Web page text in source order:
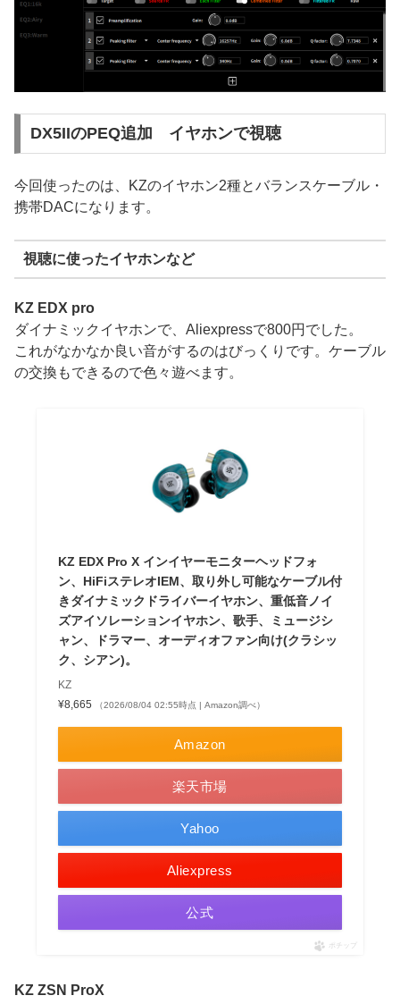
DX5IIのPEQ追加 イヤホンで視聴
今回使ったのは、KZのイヤホン2種とバランスケーブル・
携帯DACになります。
視聴に使ったイヤホンなど
KZ EDX pro
ダイナミックイヤホンで、Aliexpressで800円でした。
これがなかなか良い音がするのはびっくりです。ケーブル
の交換もできるので色々遊べます。
KZ EDX Pro X インイヤーモニターヘッドフォ
ン、HiFiステレオIEM、取り外し可能なケーブル付
きダイナミックドライバーイヤホン、重低音ノイ
ズアイソレーションイヤホン、歌手、ミュージシ
ャン、ドラマー、オーディオファン向け(クラシッ
ク、シアン)。
KZ
¥8,665
（2026/08/04 02:55時点 | Amazon調べ）
Amazon
楽天市場
Yahoo
Aliexpress
公式
ポチップ
KZ ZSN ProX